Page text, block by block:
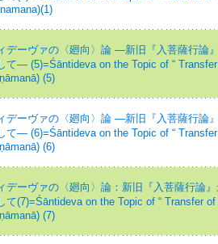
デーヴァの〈廻向〉論 ―新旧『入菩薩行論
て― (5)=Śāntideva on the Topic of “
(5)
デーヴァの〈廻向〉論 ―新旧『入菩薩行論
て― (6)=Śāntideva on the Topic of “
(6)
デーヴァの〈廻向〉論：新旧『入菩薩行論
て(7)=Śāntideva on the Topic of “ Transfer of
(7)